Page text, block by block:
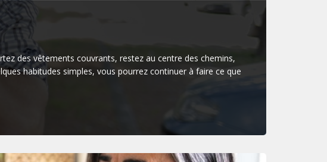
des vêtements couvrants, restez au centre des chemins,
habitudes simples, vous pourrez continuer à faire ce que